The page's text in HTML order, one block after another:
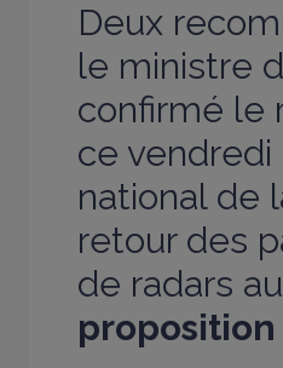
Deux
le ministre
confirmé le
ce vendredi
national de
retour des
de radars
proposition